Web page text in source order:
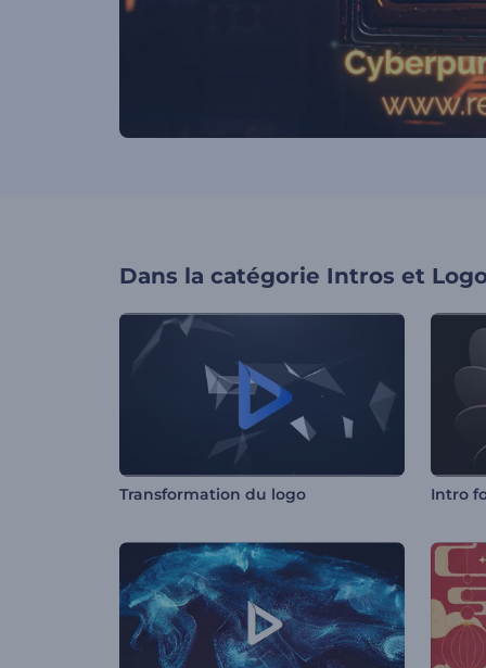
Dans la catégorie Intros et
Transformation du logo